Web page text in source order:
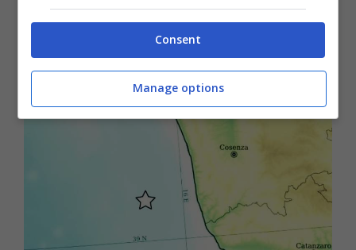
sindaco Franz Caruso ha comunicato che
allo stato la situazione è tranquilla.
Consent
Manage options